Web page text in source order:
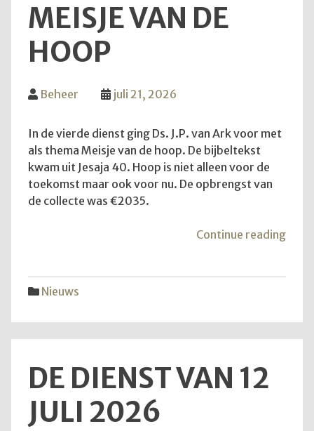
MEISJE VAN DE
HOOP
Beheer juli 21, 2026
In de vierde dienst ging Ds. J.P. van Ark voor met
als thema Meisje van de hoop. De bijbeltekst
kwam uit Jesaja 40. Hoop is niet alleen voor de
toekomst maar ook voor nu. De opbrengst van
de collecte was €2035.
Continue reading
Nieuws
DE DIENST VAN 12
JULI 2026